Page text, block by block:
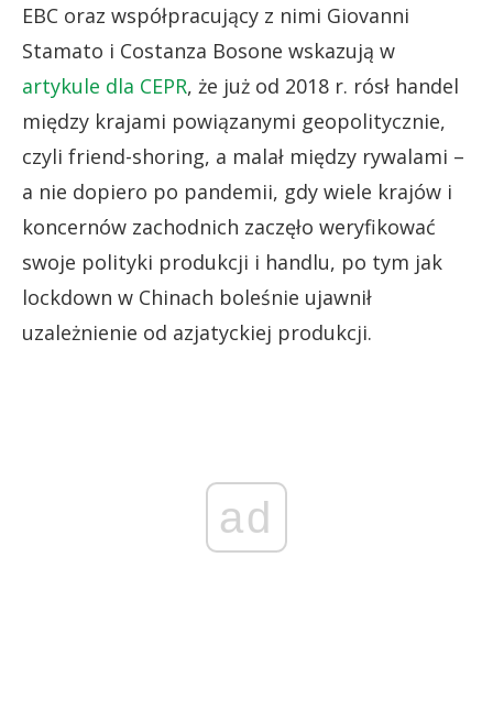
EBC oraz współpracujący z nimi Giovanni
Stamato i Costanza Bosone wskazują w
artykule dla CEPR, że już od 2018 r. rósł handel
między krajami powiązanymi geopolitycznie,
czyli friend-shoring, a malał między rywalami –
a nie dopiero po pandemii, gdy wiele krajów i
koncernów zachodnich zaczęło weryfikować
swoje polityki produkcji i handlu, po tym jak
lockdown w Chinach boleśnie ujawnił
uzależnienie od azjatyckiej produkcji.
ad